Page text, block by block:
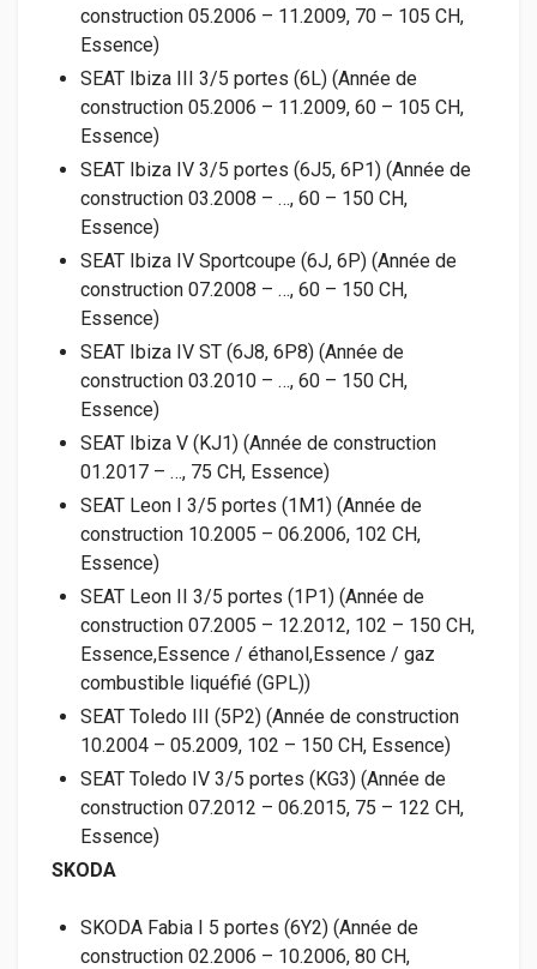
construction 05.2006 – 11.2009, 70 – 105 CH,
Essence)
SEAT Ibiza III 3/5 portes (6L) (Année de
construction 05.2006 – 11.2009, 60 – 105 CH,
Essence)
SEAT Ibiza IV 3/5 portes (6J5, 6P1) (Année de
construction 03.2008 – …, 60 – 150 CH,
Essence)
SEAT Ibiza IV Sportcoupe (6J, 6P) (Année de
construction 07.2008 – …, 60 – 150 CH,
Essence)
SEAT Ibiza IV ST (6J8, 6P8) (Année de
construction 03.2010 – …, 60 – 150 CH,
Essence)
SEAT Ibiza V (KJ1) (Année de construction
01.2017 – …, 75 CH, Essence)
SEAT Leon I 3/5 portes (1M1) (Année de
construction 10.2005 – 06.2006, 102 CH,
Essence)
SEAT Leon II 3/5 portes (1P1) (Année de
construction 07.2005 – 12.2012, 102 – 150 CH,
Essence,Essence / éthanol,Essence / gaz
combustible liquéfié (GPL))
SEAT Toledo III (5P2) (Année de construction
10.2004 – 05.2009, 102 – 150 CH, Essence)
SEAT Toledo IV 3/5 portes (KG3) (Année de
construction 07.2012 – 06.2015, 75 – 122 CH,
Essence)
SKODA
SKODA Fabia I 5 portes (6Y2) (Année de
construction 02.2006 – 10.2006, 80 CH,